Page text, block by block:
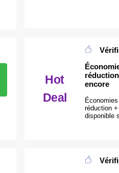
Hot
Deal
encore
réduction
disponible